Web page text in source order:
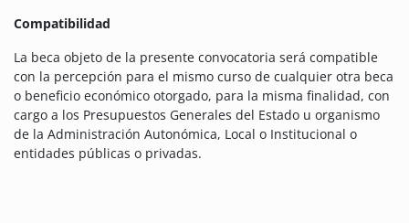
Compatibilidad
La beca objeto de la presente convocatoria será compatible
con la percepción para el mismo curso de cualquier otra beca
o beneficio económico otorgado, para la misma finalidad, con
cargo a los Presupuestos Generales del Estado u organismo
de la Administración Autonómica, Local o Institucional o
entidades públicas o privadas.